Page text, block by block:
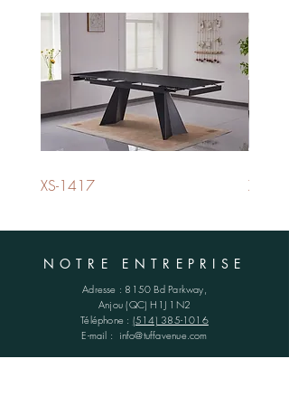
Lit queen - Queen bed
L/W 79" x P/D 88" x H/H 59"
23,37 PI3 - CUFT
4 boîtes - 4 boxes
XS-1417 XS-
NOTRE ENTREPRISE
Adresse : 8150 Bd Parkway,
Anjou (QC)H1J 1N2
Téléphone : (514) 385-1016
E-mail : info@tuffavenue.com